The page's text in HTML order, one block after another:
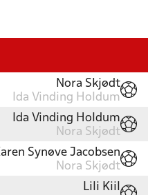
Nora Skjødt
Ida Vinding Holdum
Ida Vinding Holdum
Nora Skjødt
Synøve Jacobsen
Nora Skjødt
Lili Kiil